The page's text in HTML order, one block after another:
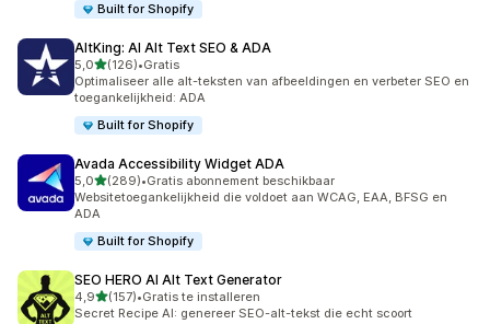
Built for Shopify
AltKing: AI Alt Text SEO & ADA
5,0van 5 sterren
(126)
126 recensies in totaal
•Gratis
Optimaliseer alle alt-teksten van afbeeldingen en verbeter SEO en
toegankelijkheid: ADA
Built for Shopify
Avada Accessibility Widget ADA
5,0van 5 sterren
(289)
289 recensies in totaal
•Gratis abonnement beschikbaar
Websitetoegankelijkheid die voldoet aan WCAG, EAA, BFSG en
ADA
Built for Shopify
SEO HERO AI Alt Text Generator
4,9van 5 sterren
(157)
157 recensies in totaal
•Gratis te installeren
Secret Recipe AI: genereer SEO-alt-tekst die echt scoort